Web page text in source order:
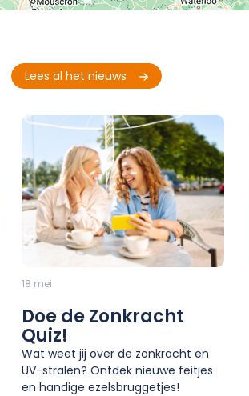
Lees al het nieuws
18 mei
Doe de Zonkracht
Quiz!
Wat weet jij over de zonkracht en
UV-stralen? Ontdek nieuwe feitjes
en handige ezelsbruggetjes!